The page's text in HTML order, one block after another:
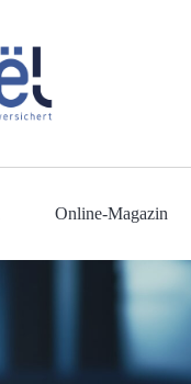
Online-Magazin